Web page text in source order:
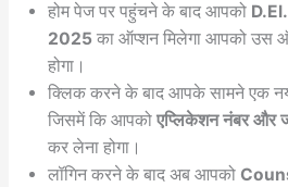
होम पेज पर पहुंचने के बाद आपको
2025 का ऑप्शन मिलेगा आपको उस
होगा।
क्लिक करने के बाद आपके सामने एक
जिसमें कि आपको एप्लिकेशन नंबर और
कर लेना होगा।
लॉगिन करने के बाद अब आपको